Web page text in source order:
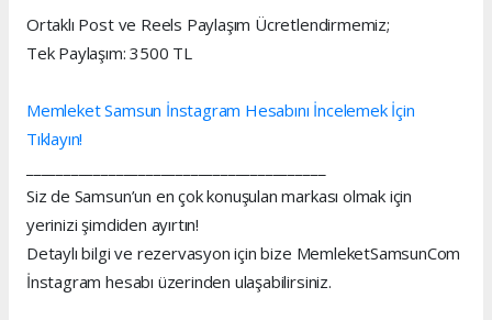
Ortaklı Post ve Reels Paylaşım Ücretlendirmemiz;
Tek Paylaşım: 3500 TL
Memleket Samsun İnstagram Hesabını İncelemek İçin
Tıklayın!
Siz de Samsun’un en çok konuşulan markası olmak için
yerinizi şimdiden ayırtın!
Detaylı bilgi ve rezervasyon için bize MemleketSamsunCom
İnstagram hesabı üzerinden ulaşabilirsiniz.